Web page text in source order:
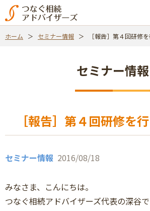
ホーム セミナー情報 ［報告］第４回研修
セミナー情報
［報告］第４回研修を
セミナー情報 2016/08/18
みなさま、こんにちは。
つなぐ相続アドバイザーズ代表の深谷で